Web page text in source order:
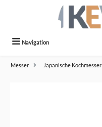
Navigation
Messer Japanische Kochmesser